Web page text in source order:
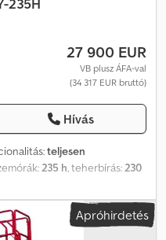
27 900 EUR
VB plusz ÁFA-val
(34 317 EUR bruttó)
Hívás
teljesen
235 h , teherbírás: 230
magasság:
760 mm, platform
kg, saját tömeg:6 882 kg,
Apróhirdetés